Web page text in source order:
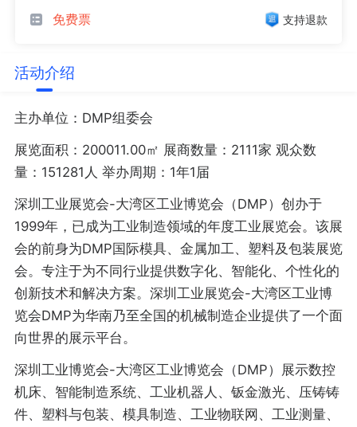
免费票 支持退款
活动介绍
主办单位：DMP组委会
展览面积：200011.00㎡ 展商数量：2111家 观众数
量：151281人 举办周期：1年1届
深圳工业展览会-大湾区工业博览会（DMP）创办于
1999年，已成为工业制造领域的年度工业展览会。该展
会的前身为DMP国际模具、金属加工、塑料及包装展览
会。专注于为不同行业提供数字化、智能化、个性化的
创新技术和解决方案。深圳工业展览会-大湾区工业博
览会DMP为华南乃至全国的机械制造企业提供了一个面
向世界的展示平台。
深圳工业博览会-大湾区工业博览会（DMP）展示数控
机床、智能制造系统、工业机器人、钣金激光、压铸铸
件、塑料与包装、模具制造、工业物联网、工业测量、